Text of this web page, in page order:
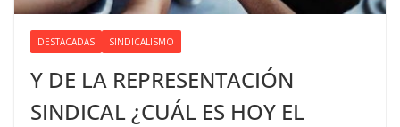
DESTACADAS SINDICALISMO
Y DE LA REPRESENTACIÓN
SINDICAL ¿CUÁL ES HOY EL